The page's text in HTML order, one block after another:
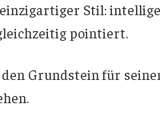
Stil:
pointiert.
Grundstein für